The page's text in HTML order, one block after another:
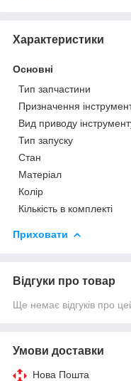
Характеристики
Основні
Тип запчастини
Призначення
Вид приводу
Тип запуску
Стан
Матеріал
Колір
Кількість в комплекті
Приховати
Відгуки про товар
Ще немає відгуків про
Умови доставки
Нова Пошта